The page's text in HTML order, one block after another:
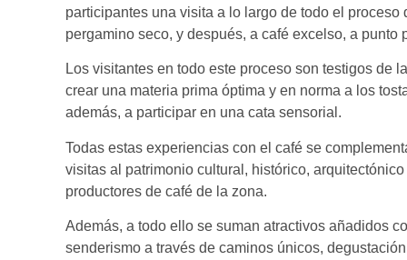
participantes una visita a lo largo de todo el
pergamino seco, y después, a café excelso, a
Los visitantes en todo este proceso son testigos de
crear una materia prima óptima y en norma a los
además, a participar en una cata sensorial.
Todas estas experiencias con el café se
visitas al patrimonio cultural, histórico,
productores de café de la zona.
Además, a todo ello se suman atractivos añadidos
senderismo a través de caminos únicos,